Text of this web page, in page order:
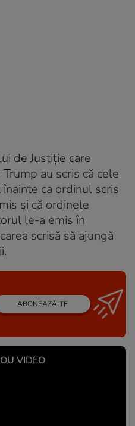
de Justiţie care
au scris că cele
ca ordinul scris
şi că ordinele
le-a emis în
scrisă să ajungă
ABONEAZĂ-TE
VIDEO